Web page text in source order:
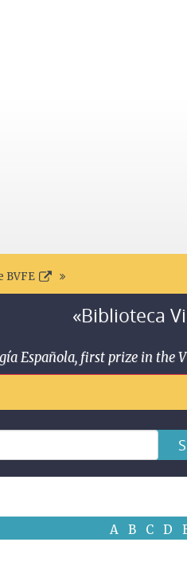
BVFE
«Biblioteca
Española, first prize in the
A B C D